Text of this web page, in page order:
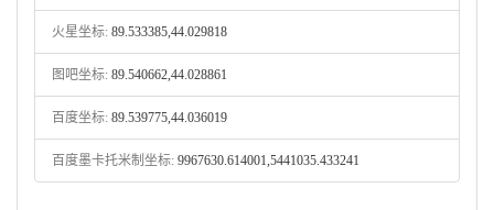
火星坐标: 89.533385,44.029818
图吧坐标: 89.540662,44.028861
百度坐标: 89.539775,44.036019
百度墨卡托米制坐标: 9967630.614001,5441035.433241